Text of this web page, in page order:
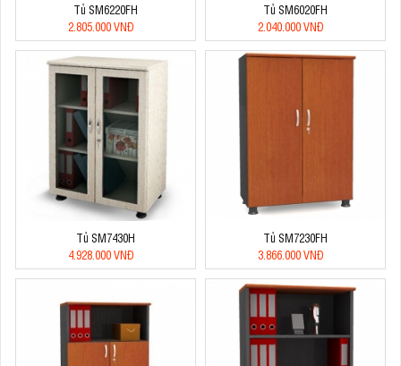
Tủ SM6220FH
2.805.000 VNĐ
Tủ SM6020FH
2.040.000 VNĐ
Tủ SM7430H
4.928.000 VNĐ
Tủ SM7230FH
3.866.000 VNĐ